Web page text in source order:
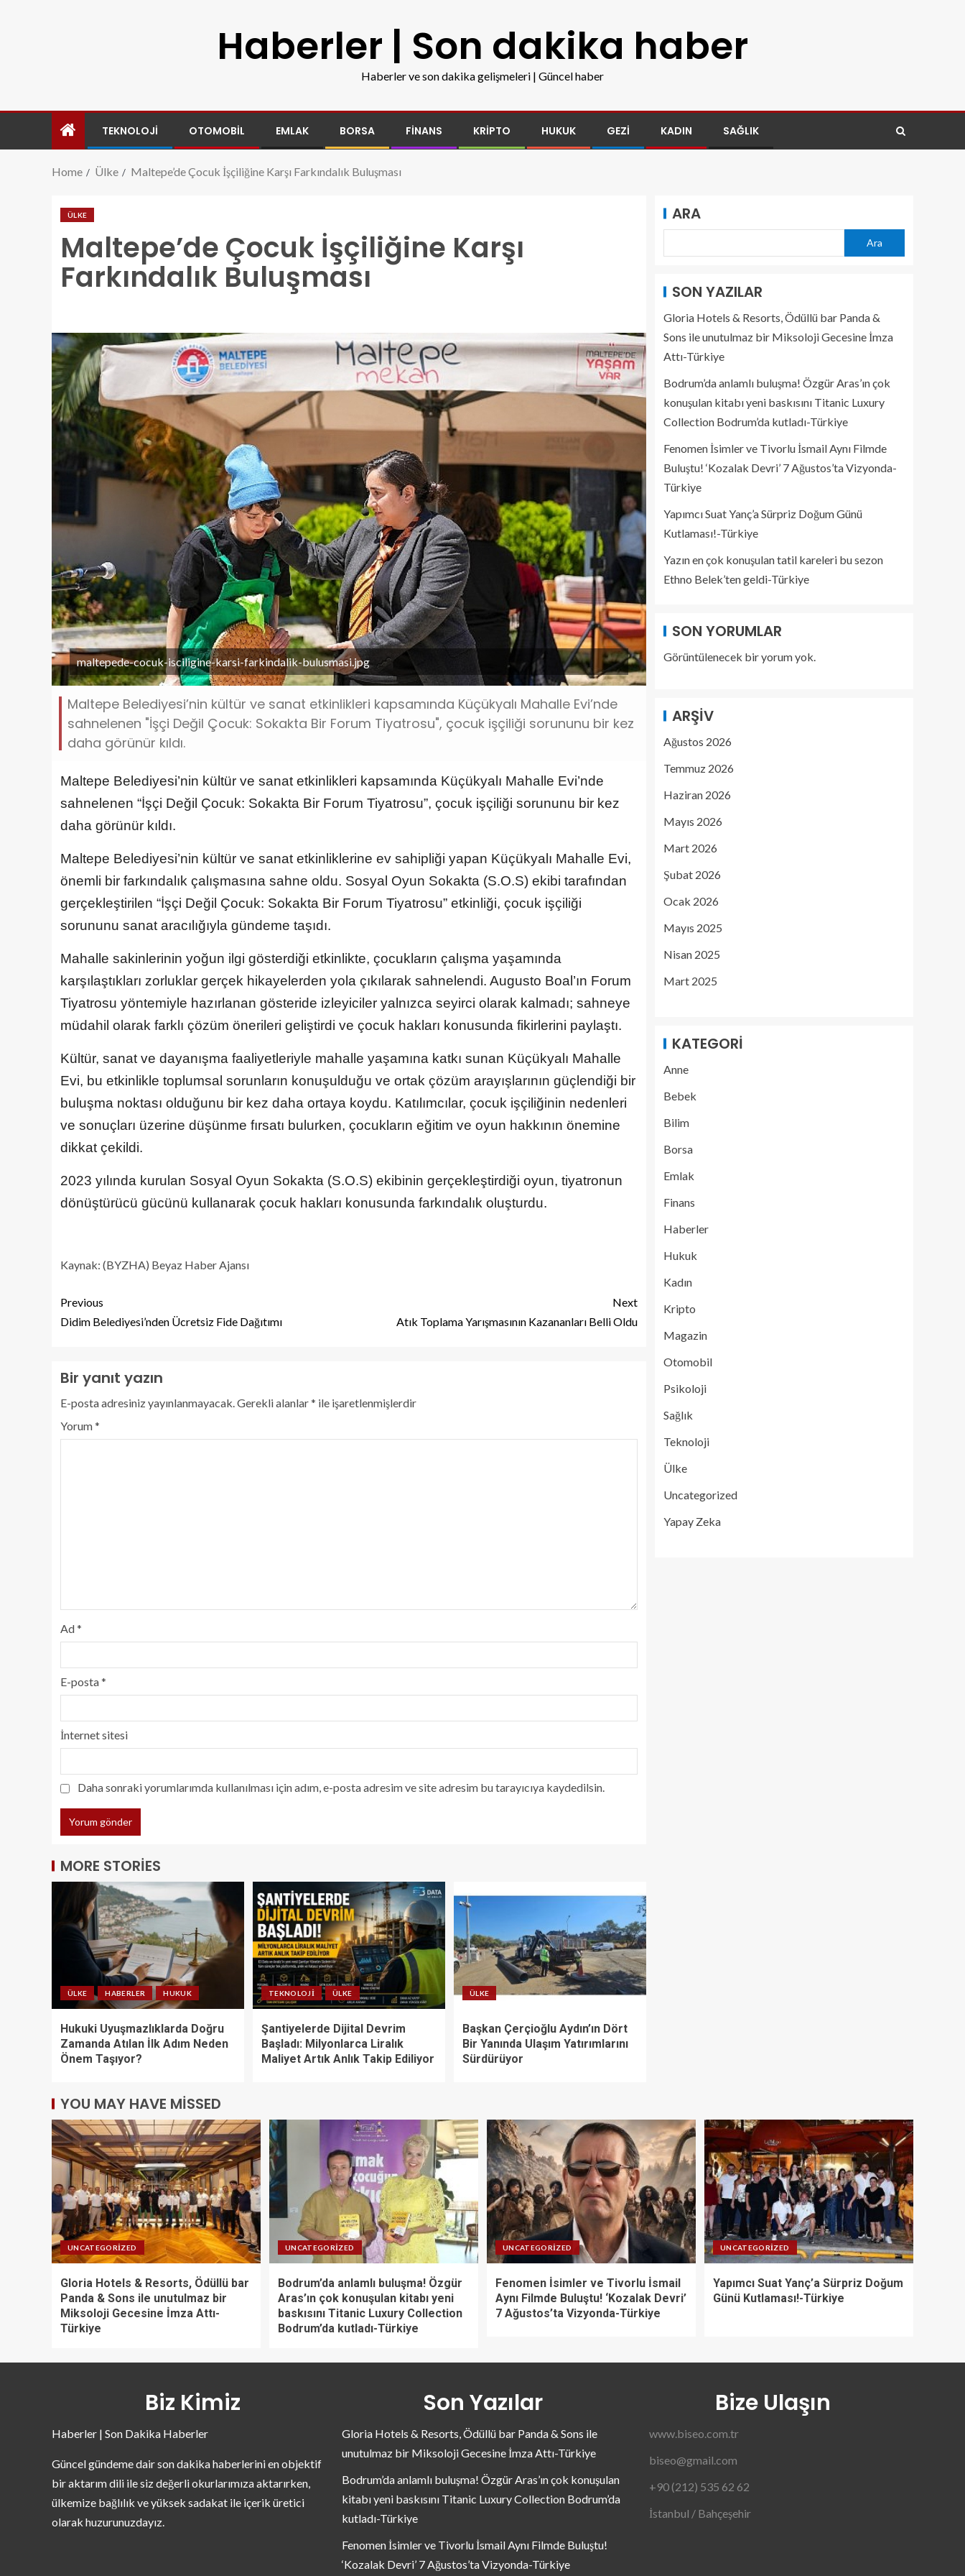
Haberler | Son dakika haber
Haberler ve son dakika gelişmeleri | Güncel haber
TEKNOLOJI OTOMOBIL EMLAK BORSA FINANS KRIPTO HUKUK GEZI KADIN SAĞLIK
Home Ülke Maltepe’de Çocuk İşçiliğine Karşı Farkındalık Buluşması
ÜLKE
Maltepe’de Çocuk İşçiliğine Karşı
Farkındalık Buluşması
maltepede-cocuk-isciligine-karsi-farkindalik-bulusmasi.jpg
Maltepe Belediyesi’nin kültür ve sanat etkinlikleri kapsamında Küçükyalı Mahalle Evi’nde
sahnelenen "İşçi Değil Çocuk: Sokakta Bir Forum Tiyatrosu", çocuk işçiliği sorununu bir kez
daha görünür kıldı.
Maltepe Belediyesi’nin kültür ve sanat etkinlikleri kapsamında Küçükyalı Mahalle Evi’nde
sahnelenen “İşçi Değil Çocuk: Sokakta Bir Forum Tiyatrosu”, çocuk işçiliği sorununu bir kez
daha görünür kıldı.
Maltepe Belediyesi’nin kültür ve sanat etkinliklerine ev sahipliği yapan Küçükyalı Mahalle Evi,
önemli bir farkındalık çalışmasına sahne oldu. Sosyal Oyun Sokakta (S.O.S) ekibi tarafından
gerçekleştirilen “İşçi Değil Çocuk: Sokakta Bir Forum Tiyatrosu” etkinliği, çocuk işçiliği
sorununu sanat aracılığıyla gündeme taşıdı.
Mahalle sakinlerinin yoğun ilgi gösterdiği etkinlikte, çocukların çalışma yaşamında
karşılaştıkları zorluklar gerçek hikayelerden yola çıkılarak sahnelendi. Augusto Boal’ın Forum
Tiyatrosu yöntemiyle hazırlanan gösteride izleyiciler yalnızca seyirci olarak kalmadı; sahneye
müdahil olarak farklı çözüm önerileri geliştirdi ve çocuk hakları konusunda fikirlerini paylaştı.
Kültür, sanat ve dayanışma faaliyetleriyle mahalle yaşamına katkı sunan Küçükyalı Mahalle
Evi, bu etkinlikle toplumsal sorunların konuşulduğu ve ortak çözüm arayışlarının güçlendiği bir
buluşma noktası olduğunu bir kez daha ortaya koydu. Katılımcılar, çocuk işçiliğinin nedenleri
ve sonuçları üzerine düşünme fırsatı bulurken, çocukların eğitim ve oyun hakkının önemine
dikkat çekildi.
2023 yılında kurulan Sosyal Oyun Sokakta (S.O.S) ekibinin gerçekleştirdiği oyun, tiyatronun
dönüştürücü gücünü kullanarak çocuk hakları konusunda farkındalık oluşturdu.
Kaynak: (BYZHA) Beyaz Haber Ajansı
Previous
Didim Belediyesi’nden Ücretsiz Fide Dağıtımı
Next
Atık Toplama Yarışmasının Kazananları Belli Oldu
Bir yanıt yazın
E-posta adresiniz yayınlanmayacak.Gerekli alanlar* ile işaretlenmişlerdir
Yorum*
Ad*
E-posta*
İnternet sitesi
Daha sonraki yorumlarımda kullanılması için adım, e-posta adresim ve site adresim bu tarayıcıya kaydedilsin.
MORE STORIES
ÜLKE HABERLER HUKUK
Hukuki Uyuşmazlıklarda Doğru
Zamanda Atılan İlk Adım Neden
Önem Taşıyor?
TEKNOLOJI ÜLKE
Şantiyelerde Dijital Devrim
Başladı: Milyonlarca Liralık
Maliyet Artık Anlık Takip Ediliyor
ÜLKE
Başkan Çerçioğlu Aydın’ın Dört
Bir Yanında Ulaşım Yatırımlarını
Sürdürüyor
ARA
Ara
SON YAZILAR
Gloria Hotels & Resorts, Ödüllü bar Panda &
Sons ile unutulmaz bir Miksoloji Gecesine İmza
Attı-Türkiye
Bodrum’da anlamlı buluşma! Özgür Aras’ın çok
konuşulan kitabı yeni baskısını Titanic Luxury
Collection Bodrum’da kutladı-Türkiye
Fenomen İsimler ve Tivorlu İsmail Aynı Filmde
Buluştu! ‘Kozalak Devri’ 7 Ağustos’ta Vizyonda-
Türkiye
Yapımcı Suat Yanç’a Sürpriz Doğum Günü
Kutlaması!-Türkiye
Yazın en çok konuşulan tatil kareleri bu sezon
Ethno Belek’ten geldi-Türkiye
SON YORUMLAR
Görüntülenecek bir yorum yok.
ARŞIV
Ağustos 2026
Temmuz 2026
Haziran 2026
Mayıs 2026
Mart 2026
Şubat 2026
Ocak 2026
Mayıs 2025
Nisan 2025
Mart 2025
KATEGORI
Anne
Bebek
Bilim
Borsa
Emlak
Finans
Haberler
Hukuk
Kadın
Kripto
Magazin
Otomobil
Psikoloji
Sağlık
Teknoloji
Ülke
Uncategorized
Yapay Zeka
YOU MAY HAVE MISSED
UNCATEGORIZED
Gloria Hotels & Resorts, Ödüllü bar
Panda & Sons ile unutulmaz bir
Miksoloji Gecesine İmza Attı-
Türkiye
UNCATEGORIZED
Bodrum’da anlamlı buluşma! Özgür
Aras’ın çok konuşulan kitabı yeni
baskısını Titanic Luxury Collection
Bodrum’da kutladı-Türkiye
UNCATEGORIZED
Fenomen İsimler ve Tivorlu İsmail
Aynı Filmde Buluştu! ‘Kozalak Devri’
7 Ağustos’ta Vizyonda-Türkiye
UNCATEGORIZED
Yapımcı Suat Yanç’a Sürpriz Doğum
Günü Kutlaması!-Türkiye
Biz Kimiz
Haberler | Son Dakika Haberler
Güncel gündeme dair son dakika haberlerini en objektif
bir aktarım dili ile siz değerli okurlarımıza aktarırken,
ülkemize bağlılık ve yüksek sadakat ile içerik üretici
olarak huzurunuzdayız.
Son Yazılar
Gloria Hotels & Resorts, Ödüllü bar Panda & Sons ile
unutulmaz bir Miksoloji Gecesine İmza Attı-Türkiye
Bodrum’da anlamlı buluşma! Özgür Aras’ın çok konuşulan
kitabı yeni baskısını Titanic Luxury Collection Bodrum’da
kutladı-Türkiye
Fenomen İsimler ve Tivorlu İsmail Aynı Filmde Buluştu!
‘Kozalak Devri’ 7 Ağustos’ta Vizyonda-Türkiye
Bize Ulaşın
www.biseo.com.tr
biseo@gmail.com
+90 (212) 535 62 62
İstanbul / Bahçeşehir